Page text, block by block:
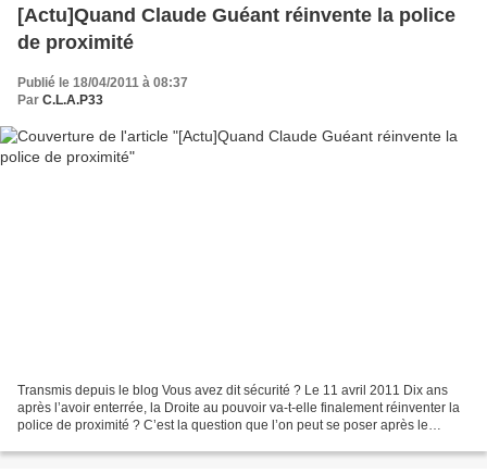
[Actu]Quand Claude Guéant réinvente la police
de proximité
Publié le 18/04/2011 à 08:37
Par C.L.A.P33
Transmis depuis le blog Vous avez dit sécurité ? Le 11 avril 2011 Dix ans
après l’avoir enterrée, la Droite au pouvoir va-t-elle finalement réinventer la
police de proximité ? C’est la question que l’on peut se poser après le